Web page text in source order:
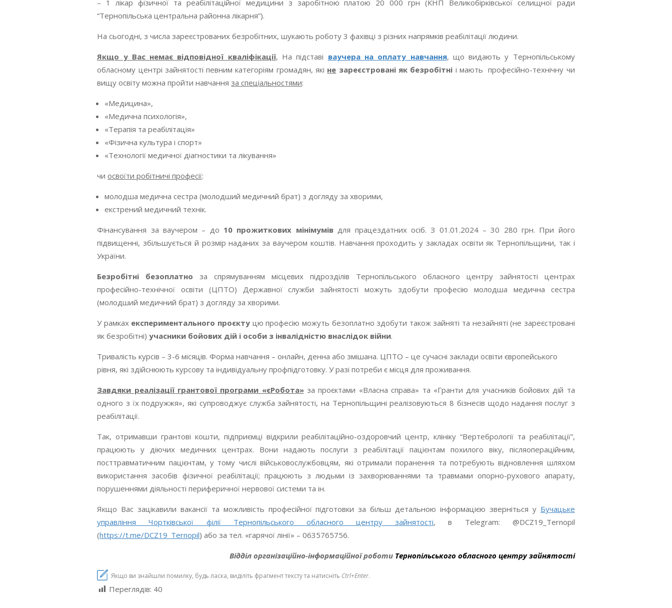
– 1 лікар фізичної та реабілітаційної медицини з заробітною платою 20 000 грн (КНП Великобірківської селищної ради
“Тернопільська центральна районна лікарня”).
На сьогодні, з числа зареєстрованих безробітних, шукають роботу 3 фахівці з різних напрямків реабілітації людини.
Якщо у Вас немає відповідної кваліфікації, На підставі ваучера на оплату навчання, що видають у Тернопільському
обласному центрі зайнятості певним категоріям громадян, які не зареєстровані як безробітні і мають професійно-технічну чи
вищу освіту можна пройти навчання за спеціальностями:
«Медицина»,
«Медична психологія»,
«Терапія та реабілітація»
«Фізична культура і спорт»
«Технології медичної діагностики та лікування»
чиосвоїти робітничі професії:
молодша медична сестра (молодший медичний брат) з догляду за хворими,
екстрений медичний технік.
Фінансування за ваучером – до 10 прожиткових мінімумівдля працездатних осіб. З 01.01.2024 – 30 280 грн. При його
підвищенні, збільшується й розмір наданих за ваучером коштів. Навчання проходить у закладах освіти як Тернопільщини, так і
України.
Безробітні безоплатно за спрямуванням місцевих підрозділів Тернопільського обласного центру зайнятості центрах
професійно-технічної освіти (ЦПТО) Державної служби зайнятості можуть здобути професію молодша медична сестра
(молодший медичний брат) з догляду за хворими.
У рамках експериментального проєкту цю професію можуть безоплатно здобути також зайняті та незайняті (не зареєстровані
як безробітні)учасники бойових дій і особи з інвалідністю внаслідок війни.
Тривалість курсів – 3-6 місяців. Форма навчання – онлайн, денна або змішана. ЦПТО – це сучасні заклади освіти європейського
рівня, які здійснюють курсову та індивідуальну профпідготовку. У разі потреби є місця для проживання.
Завдяки реалізації грантової програми «єРобота»за проєктами «Власна справа» та «Гранти для учасників бойових дій та
одного з їх подружжя», які супроводжує служба зайнятості, на Тернопільщині реалізовуються 8 бізнесів щодо надання послуг з
реабілітації.
Так, отримавши грантові кошти, підприємці відкрили реабілітаційно-оздоровчий центр, клініку “Вертебрології та реабілітації”,
працюють у діючих медичних центрах. Вони надають послуги з реабілітації пацієнтам похилого віку, післяопераційним,
посттравматичним пацієнтам, у тому числі військовослужбовцям, які отримали поранення та потребують відновлення шляхом
використання засобів фізичної реабілітації; працюють з людьми із захворюваннями та травмами опорно-рухового апарату,
порушеннями діяльності периферичної нервової системи та ін.
Якщо Вас зацікавили вакансії та можливість професійної підготовки за більш детальною інформацією зверніться у Бучацьке
управління Чортківської філії Тернопільського обласного центру зайнятості, в Telegram: @DCZ19_Ternopil
(https://t.me/DCZ19_Ternopil) або за тел. «гарячої лінії» – 0635765756.
Відділ організаційно-інформаційної роботи Тернопільського обласного центру зайнятості
Якщо ви знайшли помилку, будь ласка, виділіть фрагмент тексту та натисніть Ctrl+Enter.
Переглядів: 40